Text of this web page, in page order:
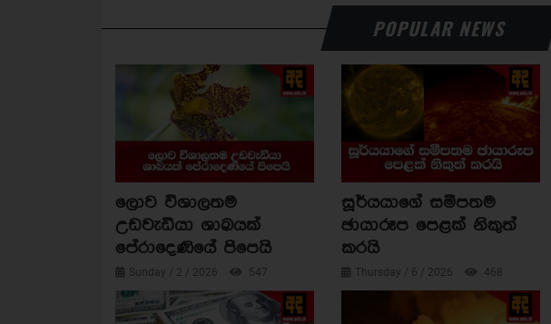
POPULAR NEWS
ලොව විශාලතම
උඩවැඩියා ශාඛයක්
පේරාදෙණියේ පිපෙයි
Sunday / 2 / 2026 547
සූර්යයාගේ සමීපතම
ඡායාරූප පෙළක් නිකුත්
කරයි
Thursday / 6 / 2026 468